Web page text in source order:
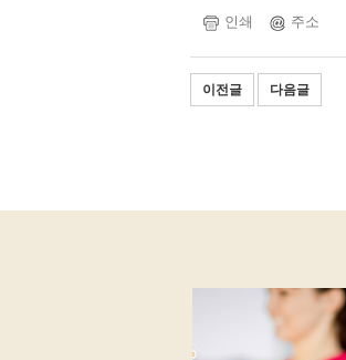
인쇄 주소
이전글 다음글